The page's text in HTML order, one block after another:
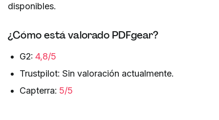
disponibles.
¿Cómo está valorado PDFgear?
G2: 4,8/5
Trustpilot: Sin valoración actualmente.
Capterra: 5/5